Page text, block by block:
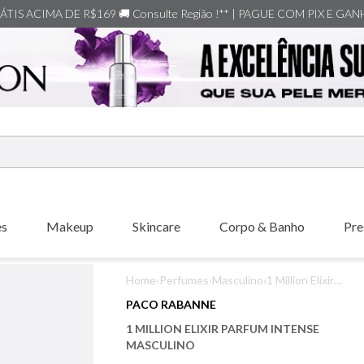
ACIMA DE R$169 🚚 Consulte Região !** | PAGUE COM PIX E
Makeup Skincare Corpo & Banho
Home›Perfumes›Masculino›1 Million Elixir
PACO RABANNE
1 MILLION ELIXIR PARFUM INTENSE
MASCULINO
carolina herrera